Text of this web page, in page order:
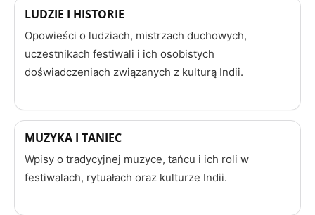
LUDZIE I HISTORIE
Opowieści o ludziach, mistrzach duchowych,
uczestnikach festiwali i ich osobistych
doświadczeniach związanych z kulturą Indii.
MUZYKA I TANIEC
Wpisy o tradycyjnej muzyce, tańcu i ich roli w
festiwalach, rytuałach oraz kulturze Indii.